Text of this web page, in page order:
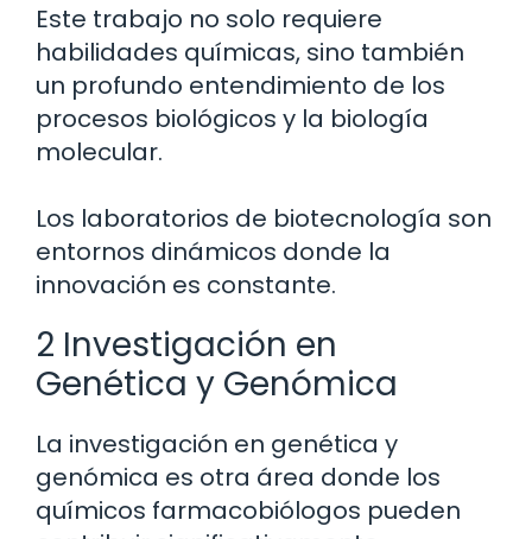
Este trabajo no solo requiere
habilidades químicas, sino también
un profundo entendimiento de los
procesos biológicos y la biología
molecular.
Los laboratorios de biotecnología son
entornos dinámicos donde la
innovación es constante.
2 Investigación en
Genética y Genómica
La investigación en genética y
genómica es otra área donde los
químicos farmacobiólogos pueden